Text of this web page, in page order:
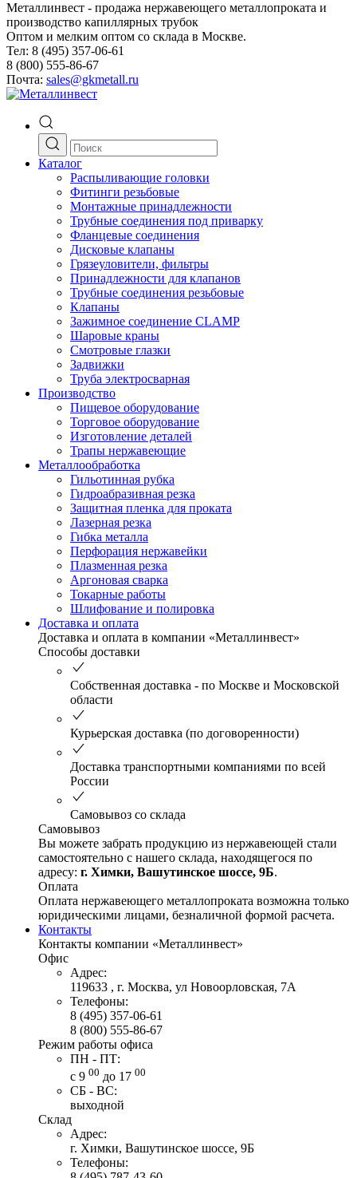
Металлинвест - продажа нержавеющего металлопроката и
производство капиллярных трубок
Оптом и мелким оптом со склада в Москве.
Тел: 8 (495) 357-06-61
8 (800) 555-86-67
Почта: sales@gkmetall.ru
Каталог
Распыливающие головки
Фитинги резьбовые
Монтажные принадлежности
Трубные соединения под приварку
Фланцевые соединения
Дисковые клапаны
Грязеуловители, фильтры
Принадлежности для клапанов
Трубные соединения резьбовые
Клапаны
Зажимное соединение CLAMP
Шаровые краны
Смотровые глазки
Задвижки
Труба электросварная
Производство
Пищевое оборудование
Торговое оборудование
Изготовление деталей
Трапы нержавеющие
Металлообработка
Гильотинная рубка
Гидроабразивная резка
Защитная пленка для проката
Лазерная резка
Гибка металла
Перфорация нержавейки
Плазменная резка
Аргоновая сварка
Токарные работы
Шлифование и полировка
Доставка и оплата
Доставка и оплата в компании «Металлинвест»
Способы доставки
Собственная доставка - по Москве и Московской
области
Курьерская доставка (по договоренности)
Доставка транспортными компаниями по всей
России
Самовывоз со склада
Самовывоз
Вы можете забрать продукцию из нержавеющей стали
самостоятельно с нашего склада, находящегося по
адресу: г. Химки, Вашутинское шоссе, 9Б.
Оплата
Оплата нержавеющего металлопроката возможна только
юридическими лицами, безналичной формой расчета.
Контакты
Контакты компании «Металлинвест»
Офис
Адрес:
119633 , г. Москва, ул Новоорловская, 7А
Телефоны:
8 (495) 357-06-61
8 (800) 555-86-67
Режим работы офиса
ПН - ПТ:
с 9 00 до 17 00
СБ - ВС:
выходной
Склад
Адрес:
г. Химки, Вашутинское шоссе, 9Б
Телефоны: